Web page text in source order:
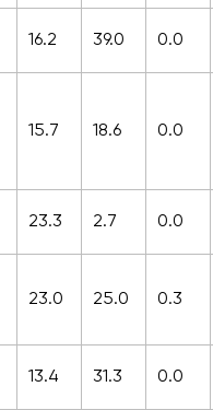
16.2 39.0 0.0
15.7 18.6 0.0
23.3 2.7 0.0
23.0 25.0 0.3
13.4 31.3 0.0